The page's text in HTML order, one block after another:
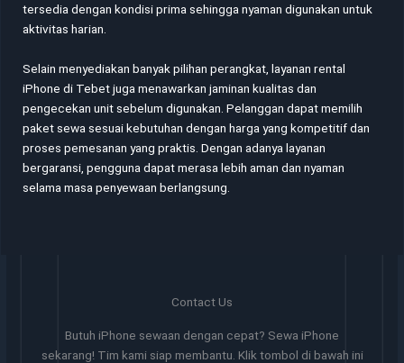
tersedia dengan kondisi prima sehingga nyaman digunakan untuk
aktivitas harian.
Selain menyediakan banyak pilihan perangkat, layanan rental
iPhone di Tebet juga menawarkan jaminan kualitas dan
pengecekan unit sebelum digunakan. Pelanggan dapat memilih
paket sewa sesuai kebutuhan dengan harga yang kompetitif dan
proses pemesanan yang praktis. Dengan adanya layanan
bergaransi, pengguna dapat merasa lebih aman dan nyaman
selama masa penyewaan berlangsung.
Contact Us
Butuh iPhone sewaan dengan cepat? Sewa iPhone
sekarang! Tim kami siap membantu. Klik tombol di bawah ini